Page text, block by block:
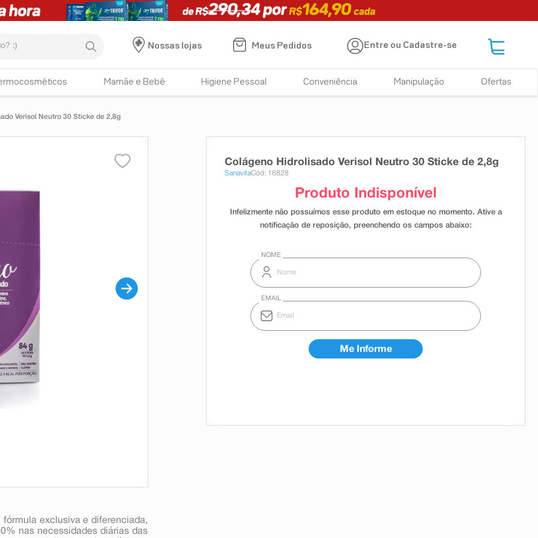
Nossas lojas
Meus Pedidos Entre ou Cadastre-se
Mamãe e Bebê Higiene Pessoal Conveniência Manipulação Ofertas
Verisol Neutro 30 Sticke de 2,8g
exclusiva e diferenciada,
nas necessidades diárias das
Colágeno Hidrolisado Verisol Neutro 30 Sticke de 2,8g
SanavitaCód: 16828